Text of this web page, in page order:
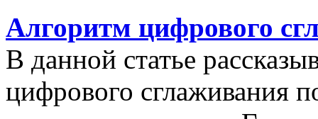
Алгоритм цифрового
В данной статье
цифрового сглаживания